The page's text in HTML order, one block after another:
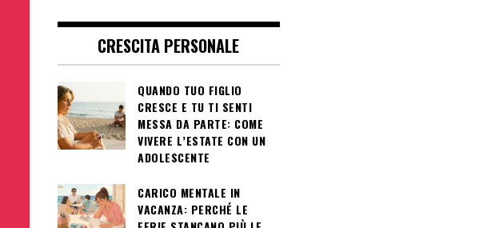
CRESCITA PERSONALE
QUANDO TUO FIGLIO
CRESCE E TU TI SENTI
MESSA DA PARTE: COME
VIVERE L’ESTATE CON UN
ADOLESCENTE
CARICO MENTALE IN
VACANZA: PERCHÉ LE